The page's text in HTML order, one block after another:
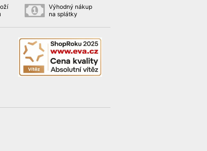
Výhodný nákup
na splátky